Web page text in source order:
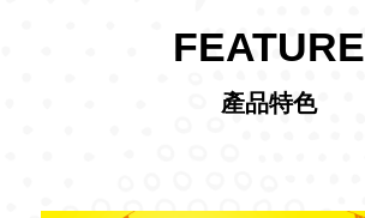
FEATURE
產品特色